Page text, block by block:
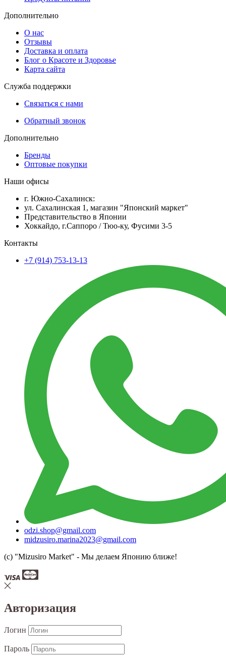
Дополнительно
О нас
Отзывы
Доставка и оплата
Блог о Красоте и Здоровье
Карта сайта
Служба поддержки
Связаться с нами
Обратный звонок
Дополнительно
Бренды
Оптовые покупки
Наши офисы
г. Южно-Сахалинск:
ул. Сахалинская 1, магазин "Японский маркет"
Представительство в Японии
Хоккайдо, г.Саппоро / Тюо-ку, Фусими 3-5
Контакты
+7 (914) 753-13-13
odzi.shop@gmail.com
midzusiro.marina2023@gmail.com
(c) "Mizusiro Market" - Мы делаем Японию ближе!
Авторизация
Логин
Пароль